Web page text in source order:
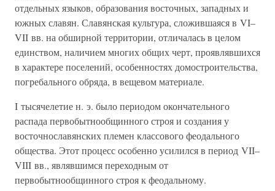
отдельных языков, образования восточных, западных и
южных славян. Славянская культура, сложившаяся в VI–
VII вв. на обширной территории, отличалась в целом
единством, наличием многих общих черт, проявлявшихся
в характере поселений, особенностях домостроительства,
погребального обряда, в вещевом материале.
I тысячелетие н. э. было периодом окончательного
распада первобытнообщинного строя и создания у
восточнославянских племен классового феодального
общества. Этот процесс особенно усилился в период VII–
VIII вв., являвшимся переходным от
первобытнообщинного строя к феодальному.